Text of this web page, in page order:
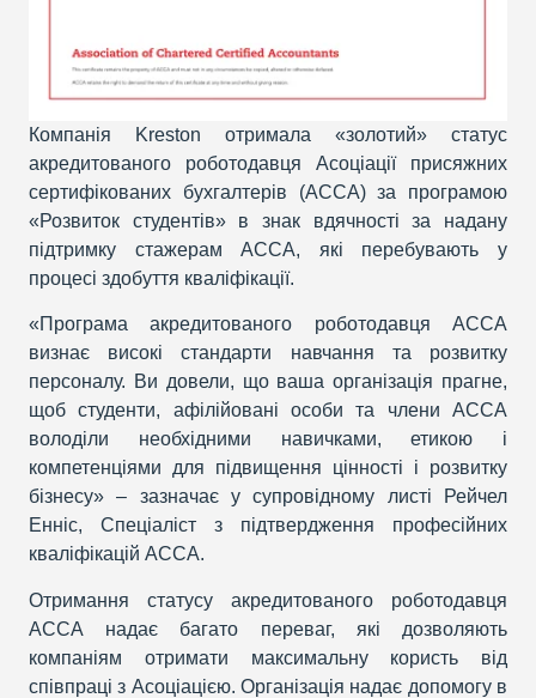
Компанія Kreston отримала «золотий» статус
акредитованого роботодавця Асоціації присяжних
сертифікованих бухгалтерів (АССА) за програмою
«Розвиток студентів» в знак вдячності за надану
підтримку стажерам ACCA, які перебувають у
процесі здобуття кваліфікації.
«Програма акредитованого роботодавця АССА
визнає високі стандарти навчання та розвитку
персоналу. Ви довели, що ваша організація прагне,
щоб студенти, афілійовані особи та члени АССА
володіли необхідними навичками, етикою і
компетенціями для підвищення цінності і розвитку
бізнесу» – зазначає у супровідному листі Рейчел
Енніс, Спеціаліст з підтвердження професійних
кваліфікацій АССА.
Отримання статусу акредитованого роботодавця
АССА надає багато переваг, які дозволяють
компаніям отримати максимальну користь від
співпраці з Асоціацією. Організація надає допомогу в